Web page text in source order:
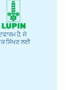
ਹੈ, ਜੋ
ਸਿੱਖਣ ਲਈ